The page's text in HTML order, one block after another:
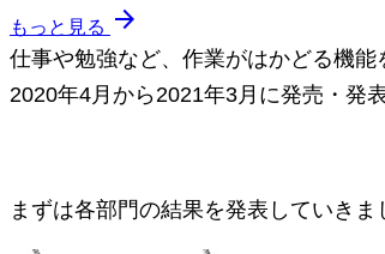
もっと見る arrow_forward
仕事や勉強など、作業がはかどる機
2020年4月から2021年3月に発売・発
まずは各部門の結果を発表していき